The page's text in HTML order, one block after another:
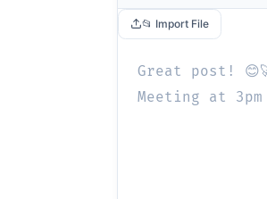
📂 Import File